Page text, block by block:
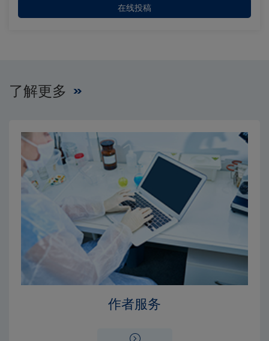
在线投稿
编辑委员会 ×
Close
出版费用 ×
Close
了解更多
作者服务